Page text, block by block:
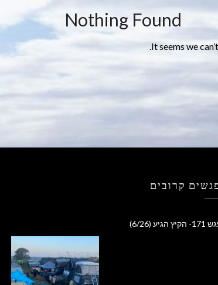
Nothing Found
It seems we
קרובים
הגיע (6/26)